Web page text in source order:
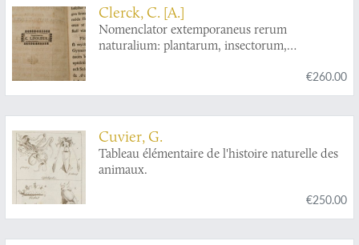
Clerck, C. [A.]
Nomenclator extemporaneus rerum
naturalium: plantarum, insectorum,
€260.00
Cuvier, G.
Tableau élémentaire de l'histoire naturelle des
animaux.
€250.00